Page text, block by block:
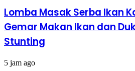
Lomba Masak Serba Ikan
Gemar Makan Ikan dan
Stunting
5 jam ago